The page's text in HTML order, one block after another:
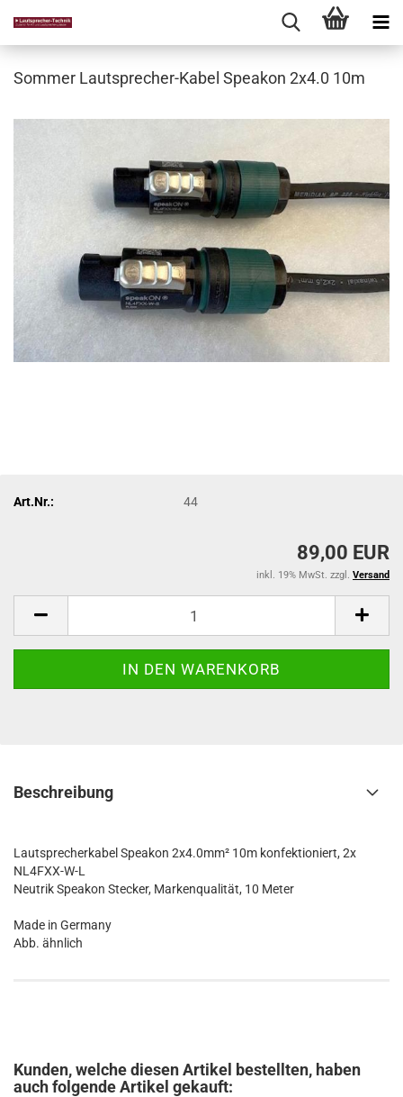
Sommer Lautsprecher-Kabel Speakon 2x4.0 10m
Art.Nr.: 44
89,00 EUR
inkl. 19% MwSt. zzgl. Versand
Beschreibung
Lautsprecherkabel Speakon 2x4.0mm² 10m konfektioniert, 2x
NL4FXX-W-L
Neutrik Speakon Stecker, Markenqualität, 10 Meter
Made in Germany
Abb. ähnlich
Kunden, welche diesen Artikel bestellten, haben
auch folgende Artikel gekauft: